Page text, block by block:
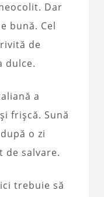
Dar
bună. Cel
de
dulce.
a
frișcă. Sună
o zi
de salvare.
trebuie să